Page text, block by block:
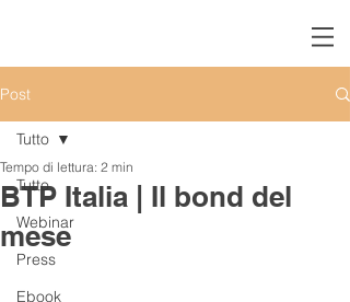
Post
Tutto
Webinar
Press
Ebook
Tutto
BTP Italia | Il bond del
mese
Tempo di lettura: 2 min